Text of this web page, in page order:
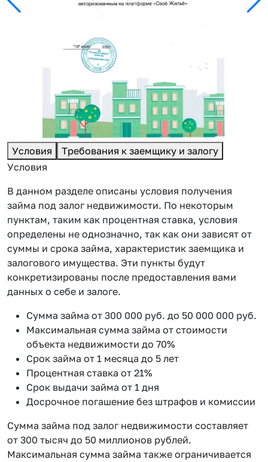
Условия
Требования к заемщику и залогу
Условия
В данном разделе описаны условия получения
займа под залог недвижимости. По некоторым
пунктам, таким как процентная ставка, условия
определены не однозначно, так как они зависят от
суммы и срока займа, характеристик заемщика и
залогового имущества. Эти пункты будут
конкретизированы после предоставления вами
данных о себе и залоге.
Сумма займа от 300 000 руб. до 50 000 000 руб.
Максимальная сумма займа от стоимости
объекта недвижимости до 70%
Срок займа от 1 месяца до 5 лет
Процентная ставка от 21%
Срок выдачи займа от 1 дня
Досрочное погашение без штрафов и комиссии
Сумма займа под залог недвижимости составляет
от 300 тысяч до 50 миллионов рублей.
Максимальная сумма займа также ограничивается